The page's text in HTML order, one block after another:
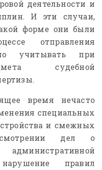
деятельности и
И эти случаи,
форме они были
отправления
учитывать при
судебной
время нечасто
специальных
и смежных
дел о
правил